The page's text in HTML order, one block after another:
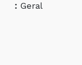
: Geral